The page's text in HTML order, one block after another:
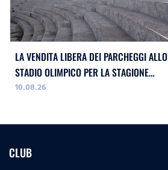
LA VENDITA LIBERA DEI PARCHEGGI ALLO
STADIO OLIMPICO PER LA STAGIONE
2026/2027
10.08.26
CLUB